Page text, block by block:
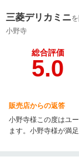
にありがとうござい
三菱デリカミニ
小野寺
総合評価
5.0
販売店からの返答
小野寺様この度はユ
ます。小野寺様が満
なりますが、この度